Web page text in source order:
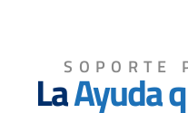
SOPORTE
LaAyuda